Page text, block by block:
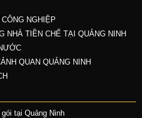
NGHIỆP
NHÀ TIỀN CHẾ TẠI QUẢNG NINH
QUAN QUẢNG NINH
tại Quảng Ninh